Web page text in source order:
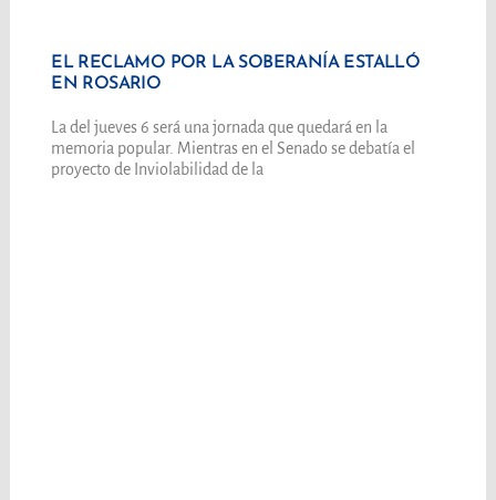
EL RECLAMO POR LA SOBERANÍA ESTALLÓ
EN ROSARIO
La del jueves 6 será una jornada que quedará en la
memoria popular. Mientras en el Senado se debatía el
proyecto de Inviolabilidad de la